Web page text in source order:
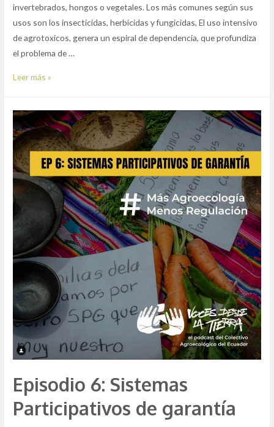
invertebrados, hongos o vegetales. Los más comunes según sus
usos son los insecticidas, herbicidas y fungicidas, El uso intensivo
de agrotoxicos, genera un espiral de dependencia, que profundiza
el problema de …
Episodio
el
gran
dilema
de
la
en
campo
Leer más »
Episodio 6: Sistemas
Participativos de garantía